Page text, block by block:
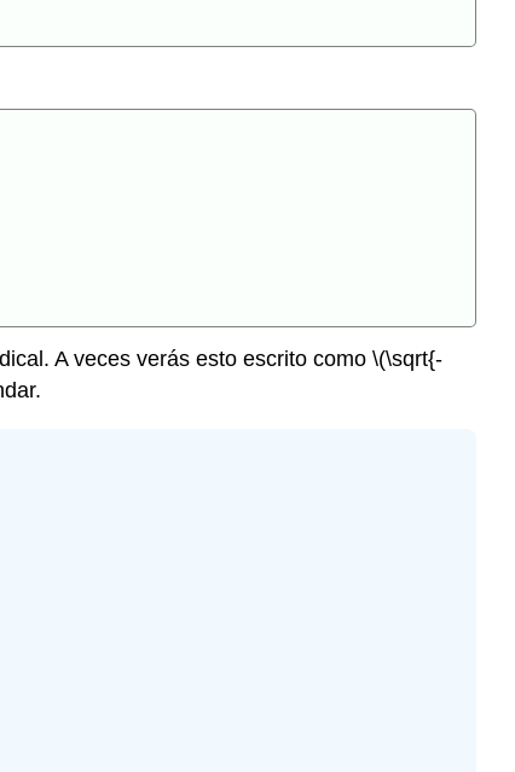
(\PageIndex{6}\)
números
\
A veces verás esto escrito como \(\sqrt{-